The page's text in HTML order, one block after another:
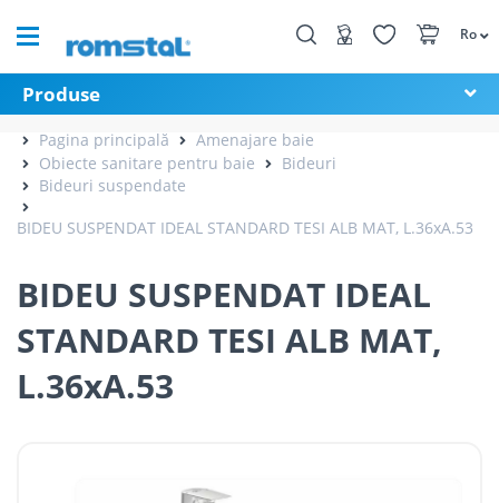
Ro
Produse
Pagina principală
Amenajare baie
Obiecte sanitare pentru baie
Bideuri
Bideuri suspendate
BIDEU SUSPENDAT IDEAL STANDARD TESI ALB MAT, L.36xA.53
BIDEU SUSPENDAT IDEAL
STANDARD TESI ALB MAT,
L.36xA.53